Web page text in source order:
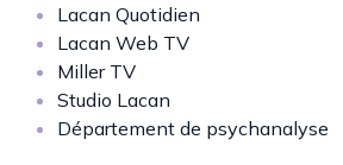
Lacan Quotidien
Lacan Web TV
Miller TV
Studio Lacan
Département de psychanalyse